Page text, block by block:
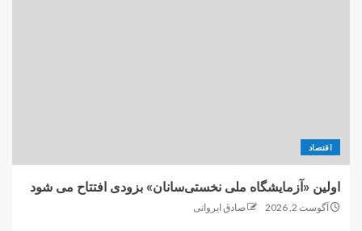
اقتصاد
اولین «آزمایشگاه ملی نخستی‌سانان» بزودی افتتاح می شود
آگوست 2, 2026 صادق ایروانی